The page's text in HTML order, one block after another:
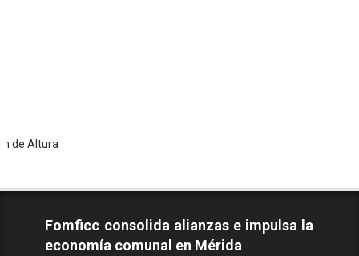
Fomficc consolida alianzas e impulsa la
economía comunal en Mérida